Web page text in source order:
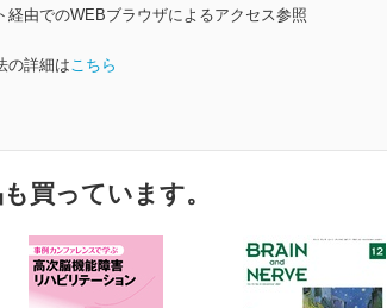
由でのWEBブラウザによるアクセス参照
の詳細はこちら
買っています。